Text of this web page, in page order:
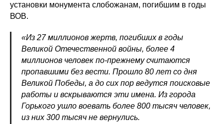
установки монумента слобожанам, погибшим в годы
ВОВ.
«Из 27 миллионов жертв, погибших в годы
Великой Отечественной войны, более 4
миллионов человек по-прежнему считаются
пропавшими без вести. Прошло 80 лет со дня
Великой Победы, а до сих пор ведутся поисковые
работы и вскрываются эти имена. Из города
Горького ушло воевать более 800 тысяч человек,
из них 300 тысяч не вернулись.